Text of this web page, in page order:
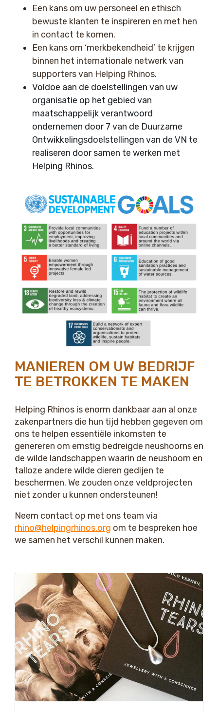
Een kans om uw personeel en ethisch
bewuste klanten te inspireren en met hen
in contact te komen.
Een kans om ‘merkbekendheid’ te krijgen
binnen het internationale netwerk van
supporters van Helping Rhinos.
Voldoe aan de doelstellingen van uw
organisatie op het gebied van
maatschappelijk verantwoord
ondernemen door 7 van de Duurzame
Ontwikkelingsdoelstellingen van de VN te
realiseren door samen te werken met
Helping Rhinos.
MANIEREN OM UW BEDRIJF
TE BETROKKEN TE MAKEN
Helping Rhinos is enorm dankbaar aan al onze
zakenpartners die hun tijd hebben gegeven om
ons te helpen essentiële inkomsten te
genereren om ernstig bedreigde neushoorns en
de wilde landschappen waarin de neushoorn en
talloze andere wilde dieren gedijen te
beschermen. We zouden onze veldprojecten
niet zonder u kunnen ondersteunen!
Neem contact op met ons team via
rhino@helpingrhinos.org om te bespreken hoe
we samen het verschil kunnen maken.